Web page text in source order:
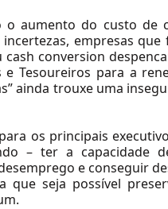
aumento do custo de
empresas
conversion
Tesoureiros para a
ainda trouxe uma
os principais
– ter a capacidade
e conseguir
seja possível